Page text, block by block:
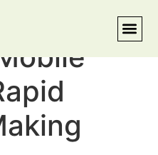
On the